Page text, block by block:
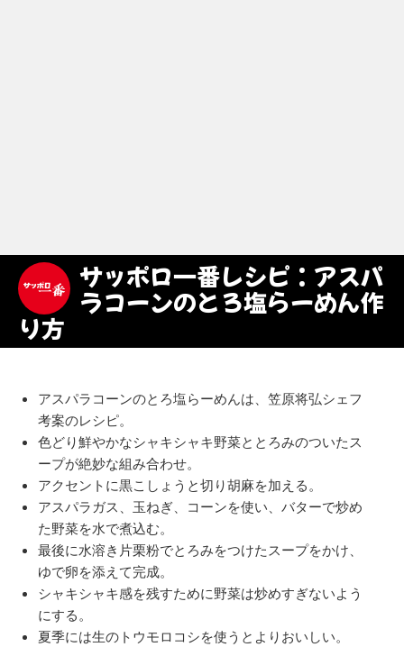
サッポロ一番レシピ：アスパ
ラコーンのとろ塩らーめん作
り方
アスパラコーンのとろ塩らーめんは、笠原将弘シェフ
考案のレシピ。
色どり鮮やかなシャキシャキ野菜ととろみのついたス
ープが絶妙な組み合わせ。
アクセントに黒こしょうと切り胡麻を加える。
アスパラガス、玉ねぎ、コーンを使い、バターで炒め
た野菜を水で煮込む。
最後に水溶き片栗粉でとろみをつけたスープをかけ、
ゆで卵を添えて完成。
シャキシャキ感を残すために野菜は炒めすぎないよう
にする。
夏季には生のトウモロコシを使うとよりおいしい。